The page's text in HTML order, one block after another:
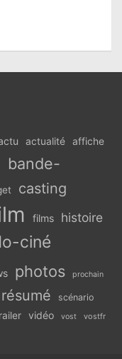
actualité affiche
bande-
casting
films histoire
ciné
photos prochain
résumé scénario
vidéo vost vostfr